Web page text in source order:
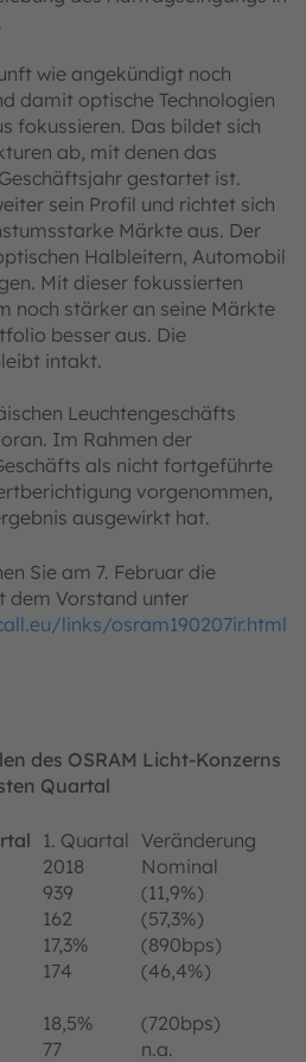
wie angekündigt noch
damit optische Technologien
fokussieren. Das bildet sich
ab, mit denen das
gestartet ist.
sein Profil und richtet sich
Märkte aus. Der
Halbleitern, Automobil
Mit dieser fokussierten
noch stärker an seine Märkte
besser aus. Die
intakt.
Leuchtengeschäfts
Im Rahmen der
als nicht fortgeführte
vorgenommen,
ausgewirkt hat.
Sie am 7. Februar die
dem Vorstand unter
links/osram190207ir.html
des OSRAM Licht-Konzerns
Quartal
1. Quartal
2018
Veränderung
Nominal
939
(11,9%)
162
(57,3%)
17,3%
(890bps)
174 (46,4%)
18,5%
(720bps)
77 n.a.